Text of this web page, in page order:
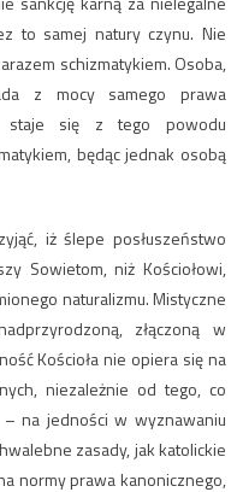
to samej natury czynu. Nie
schizmatykiem. Osoba,
z mocy samego prawa
staje się z tego powodu
będąc jednak osobą
iż ślepe posłuszeństwo
Sowietom, niż Kościołowi,
naturalizmu. Mistyczne
złączoną w
Kościoła nie opiera się na
niezależnie od tego, co
na jedności w wyznawaniu
zasady, jak katolickie
normy prawa kanonicznego,